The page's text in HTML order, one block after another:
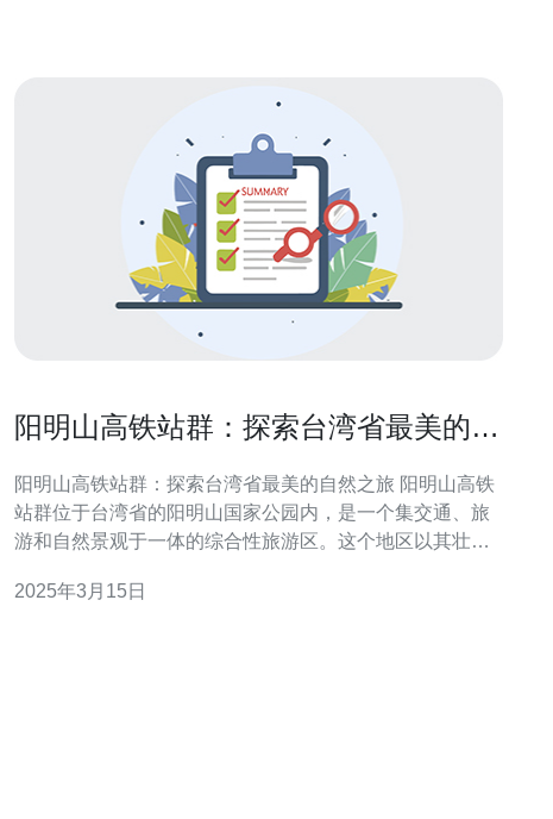
阳明山高铁站群：探索台湾省最美的自
阳明山高铁站群：探索台湾省最美的自然之旅 阳明山高铁
站群位于台湾省的阳明山国家公园内，是一个集交通、旅
游和自然景观于一体的综合性旅游区。这个地区以其壮丽
的自然之旅。 阳明山高铁站群地理位置优越，交通便利。
2025年3月15日